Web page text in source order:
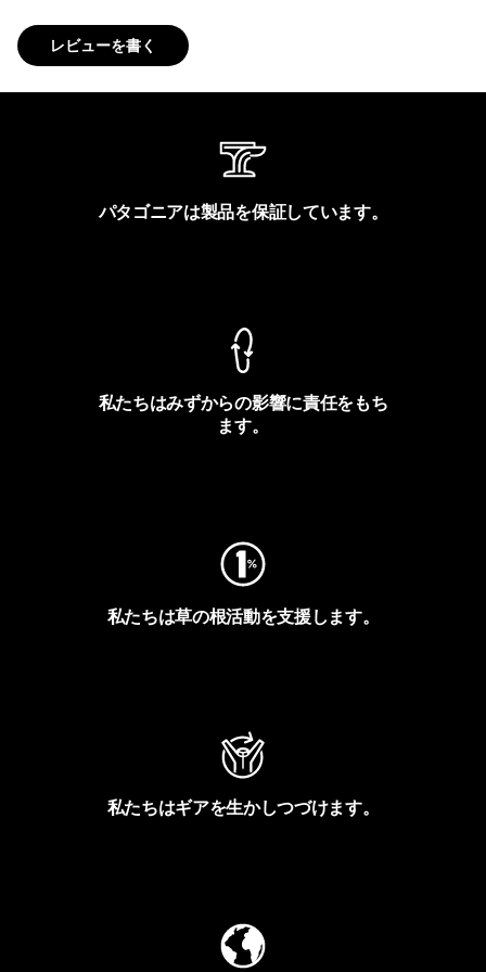
レビューを書く
パタゴニアは製品を保証しています。
私たちはみずからの影響に責任をもち
ます。
私たちは草の根活動を支援します。
私たちはギアを生かしつづけます。